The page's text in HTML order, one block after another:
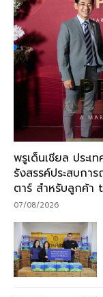
พรูเด็นเชียล ประเ
รังสรรค์ประสบกา
ตาร์ สำหรับลูกค้า
07/08/2026